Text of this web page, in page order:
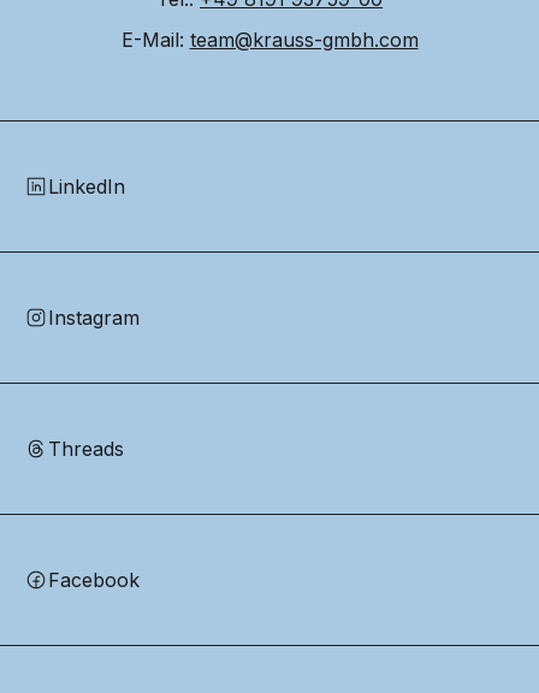
E-Mail: team@krauss-gmbh.com
LinkedIn
Instagram
Threads
Facebook